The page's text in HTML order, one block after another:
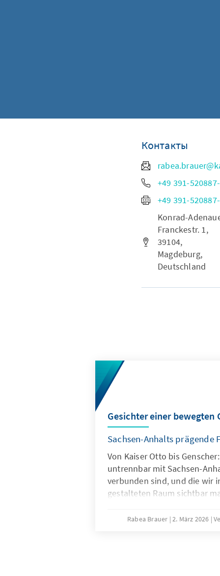
Контакты
+49 391-
+49 391-
Konrad-
Franckestr. 1,
39104,
Magdeburg,
Deutschland
Gesichter einer bewegten
Sachsen-Anhalts prägende
Von Kaiser Otto bis
untrennbar mit Sachsen-
verbunden sind, und die wir
gestalteten Raum sichtbar
Rabea Brauer 2. März 2026